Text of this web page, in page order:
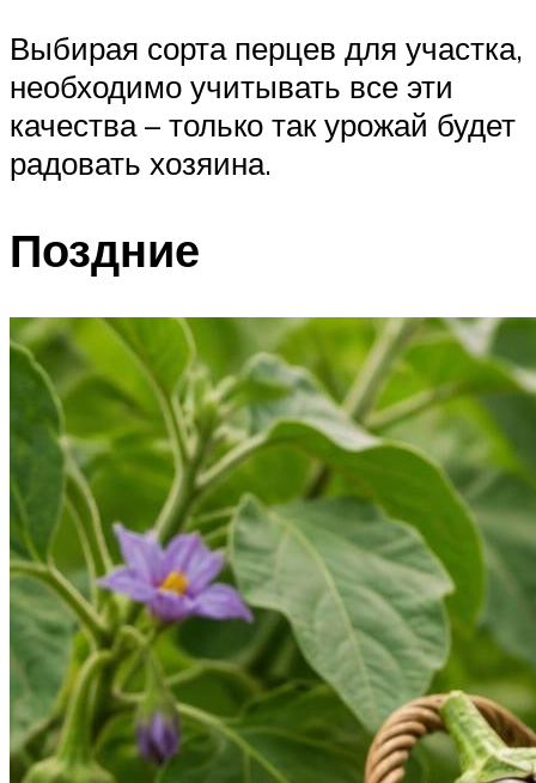
Выбирая сорта перцев для участка,
необходимо учитывать все эти
качества – только так урожай будет
радовать хозяина.
Поздние